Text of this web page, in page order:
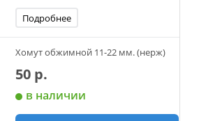
Подробнее
Хомут обжимной 11-22 мм. (нерж)
50 р.
в наличии